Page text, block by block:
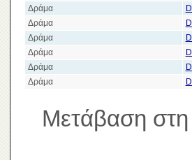
Δράμα
Δράμα
Δράμα
Δράμα
Δράμα
Δράμα
Μετάβαση στη